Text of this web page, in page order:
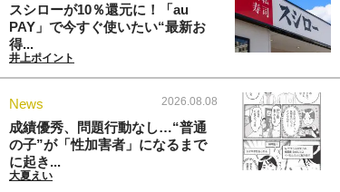
スシローが10％還元に！「au
PAY」で今すぐ使いたい“最新お
得...
井上ポイント
News 2026.08.08
成績優秀、問題行動なし…“普通
の子”が「性加害者」になるまで
に起き...
大夏えい